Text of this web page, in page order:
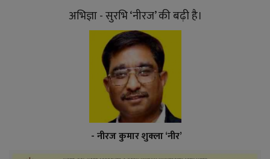
अभिज्ञा - सुरभि ‘नीरज’ की बढ़ी है।
- नीरज कुमार शुक्ला ‘नीर’